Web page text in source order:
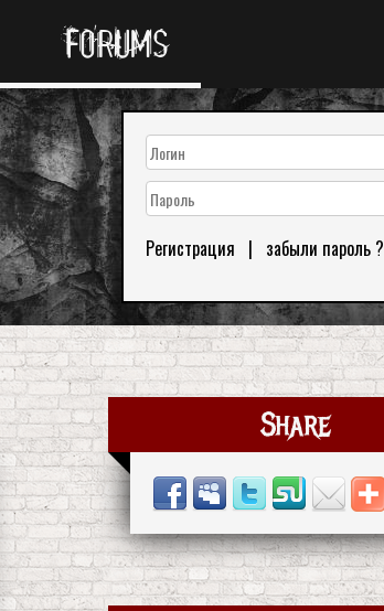
FORUMS
Регистрация | забыли пароль ?
Share